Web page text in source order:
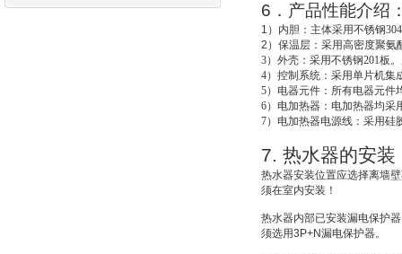
6 ．产品性能介绍
1 ） 内胆：主体采用不锈钢
2 ） 保温层：采用高密度聚氨
3）外壳：采用不锈钢201板
4）控制系统：采用单片机集
5）电器元件：所有电器元件
6）电加热器：电加热器均采
7）电加热器电源线：采用硅
7. 热水器的安装
热水器安装位置应选择离墙
须在室内安装！
热水器内部已安装漏电保护
须选用3P+N漏电保护器。